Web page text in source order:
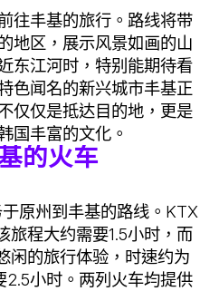
往丰基的旅行。路线将带
地区，展示风景如画的山
东江河时，特别能期待看
色闻名的新兴城市丰基正
仅仅是抵达目的地，更是
国丰富的文化。
的火车
原州到丰基的路线。KTX
程大约需要1.5小时，而
闲的旅行体验，时速约为
小时。两列火车均提供